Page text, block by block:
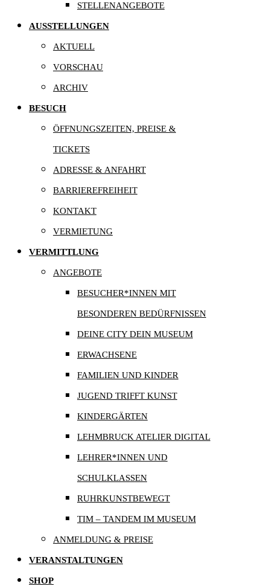
STELLENANGEBOTE
AUSSTELLUNGEN
AKTUELL
VORSCHAU
ARCHIV
BESUCH
ÖFFNUNGSZEITEN, PREISE &
TICKETS
ADRESSE & ANFAHRT
BARRIEREFREIHEIT
KONTAKT
VERMIETUNG
VERMITTLUNG
ANGEBOTE
BESUCHER*INNEN MIT
BESONDEREN BEDÜRFNISSEN
DEINE CITY DEIN MUSEUM
ERWACHSENE
FAMILIEN UND KINDER
JUGEND TRIFFT KUNST
KINDERGÄRTEN
LEHMBRUCK ATELIER DIGITAL
LEHRER*INNEN UND
SCHULKLASSEN
RUHRKUNSTBEWEGT
TIM – TANDEM IM MUSEUM
ANMELDUNG & PREISE
VERANSTALTUNGEN
SHOP